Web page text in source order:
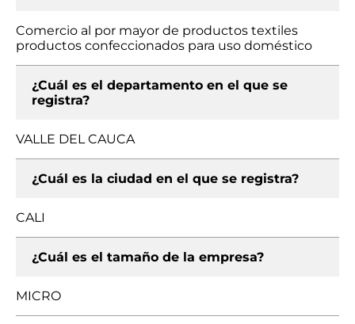
Comercio al por mayor de productos textiles
productos confeccionados para uso doméstico
¿Cuál es el departamento en el que se
registra?
VALLE DEL CAUCA
¿Cuál es la ciudad en el que se registra?
CALI
¿Cuál es el tamaño de la empresa?
MICRO